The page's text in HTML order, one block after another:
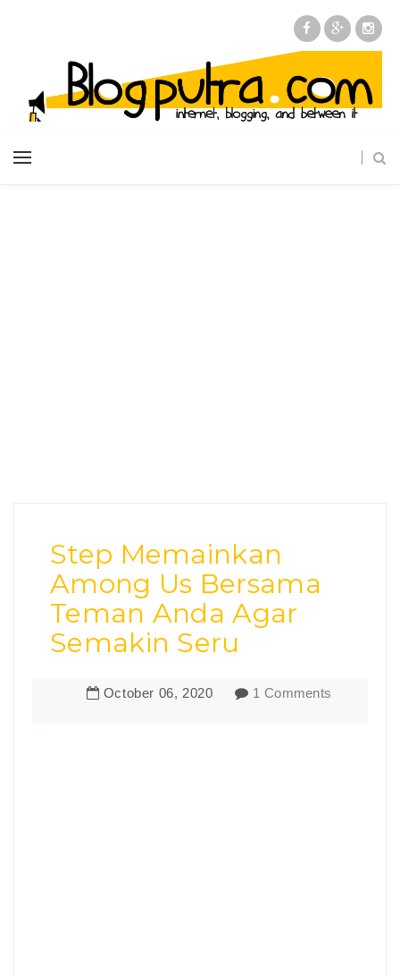
Step Memainkan
Among Us Bersama
Teman Anda Agar
Semakin Seru
October 06, 2020 1 Comments